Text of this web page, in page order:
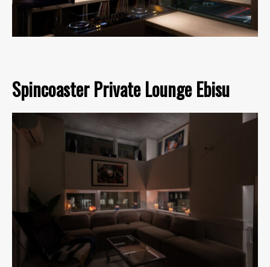
Spincoaster Private Lounge Ebisu